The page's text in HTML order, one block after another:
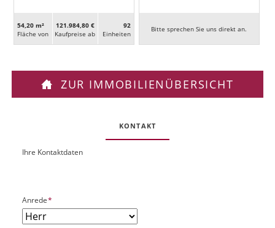
54,20 m²
Fläche von
121.984,80 €
Kaufpreise ab
92
Ein­heiten
Bitte sprechen Sie uns direkt an.
ZUR IMMOBILIENÜBERSICHT
KONTAKT
O
k
UIhre Kontaktdaten
P
f
l
Anrede*